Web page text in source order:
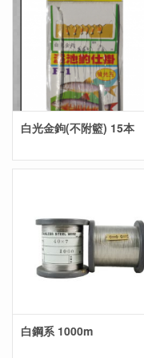
白光金鉤(不附籃) 15本
白鋼系 1000m